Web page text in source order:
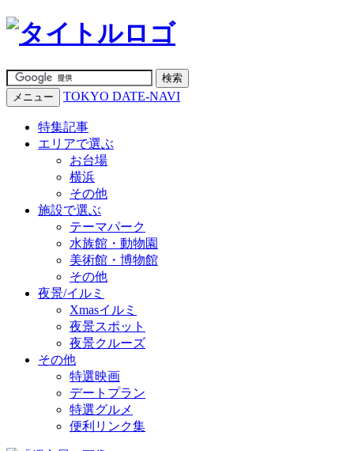
メニュー TOKYO DATE-NAVI
特集記事
エリアで選ぶ
お台場
横浜
その他
施設で選ぶ
テーマパーク
水族館・動物園
美術館・博物館
その他
夜景/イルミ
Xmasイルミ
夜景スポット
夜景クルーズ
その他
特選映画
デートプラン
特選グルメ
便利リンク集